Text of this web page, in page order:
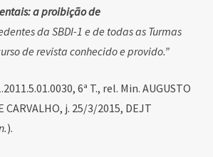
a proibição de
da SBDI-1 e de todas as Turmas
de revista conhecido e provido.”
6ª T., rel. Min. AUGUSTO
CARVALHO, j. 25/3/2015, DEJT
).